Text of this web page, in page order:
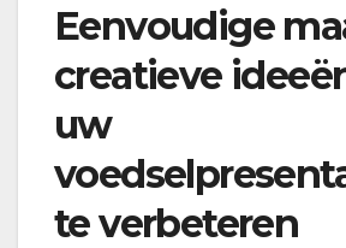
Eenvoudige
creatieve
uw
te verbeteren